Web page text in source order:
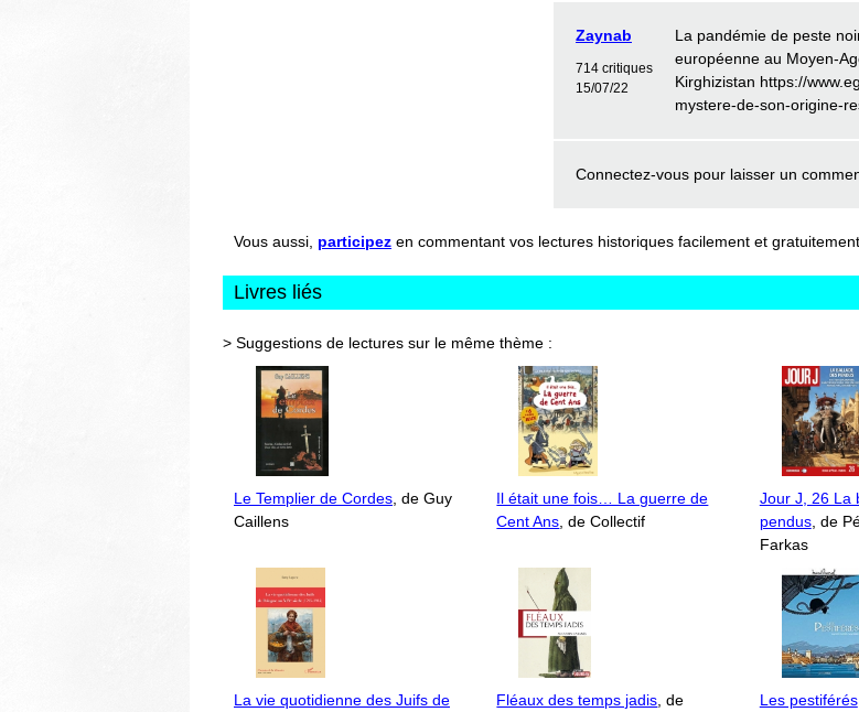
Zaynab
714 critiques
15/07/22
La pandémie de peste
européenne au Moyen-
Kirghizistan https://
mystere-de-son-origine-
Connectez-vous pour laisser un
Vous aussi, participez en commentant vos lectures historiques facilement et
Livres liés
> Suggestions de lectures sur le même thème :
Le Templier de Cordes , de Guy
Caillens
Il était une fois… La guerre de
Cent Ans , de Collectif
Jour J, 26 La
pendus, de
Farkas
La vie quotidienne des Juifs de
Fléaux des temps jadis , de
Les pestiférés